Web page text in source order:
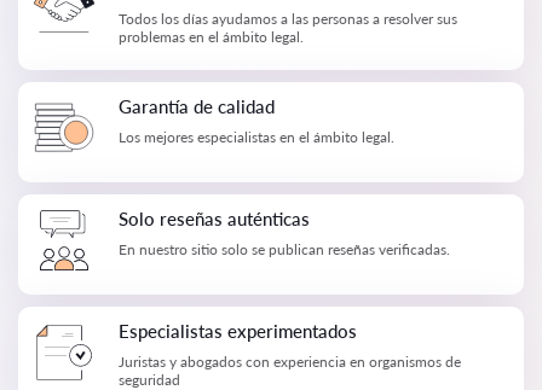
Todos los días ayudamos a las personas a resolver sus
problemas en el ámbito legal.
Garantía de calidad
Los mejores especialistas en el ámbito legal.
Solo reseñas auténticas
En nuestro sitio solo se publican reseñas verificadas.
Especialistas experimentados
Juristas y abogados con experiencia en organismos de
seguridad